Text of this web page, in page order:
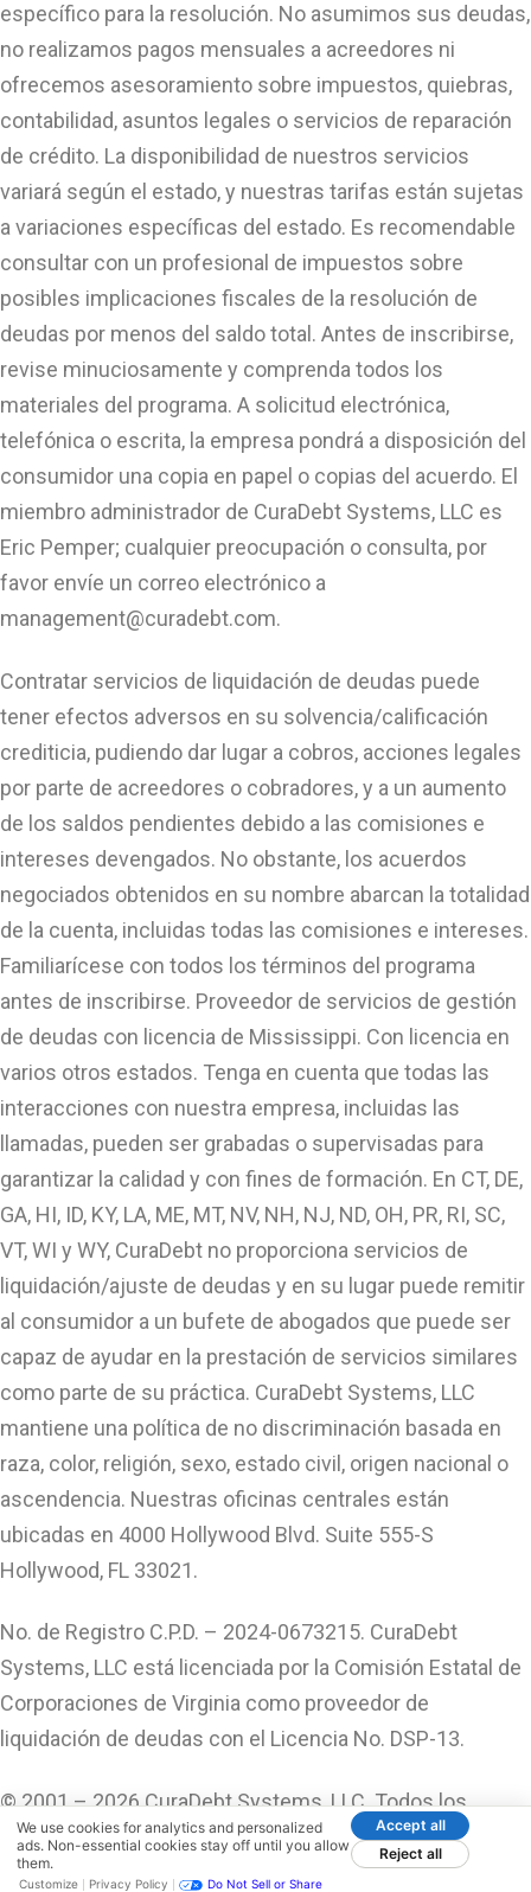
específico para la resolución. No asumimos sus deudas,
no realizamos pagos mensuales a acreedores ni
ofrecemos asesoramiento sobre impuestos, quiebras,
contabilidad, asuntos legales o servicios de reparación
de crédito. La disponibilidad de nuestros servicios
variará según el estado, y nuestras tarifas están sujetas
a variaciones específicas del estado. Es recomendable
consultar con un profesional de impuestos sobre
posibles implicaciones fiscales de la resolución de
deudas por menos del saldo total. Antes de inscribirse,
revise minuciosamente y comprenda todos los
materiales del programa. A solicitud electrónica,
telefónica o escrita, la empresa pondrá a disposición del
consumidor una copia en papel o copias del acuerdo. El
miembro administrador de CuraDebt Systems, LLC es
Eric Pemper; cualquier preocupación o consulta, por
favor envíe un correo electrónico a
management@curadebt.com.
Contratar servicios de liquidación de deudas puede
tener efectos adversos en su solvencia/calificación
crediticia, pudiendo dar lugar a cobros, acciones legales
por parte de acreedores o cobradores, y a un aumento
de los saldos pendientes debido a las comisiones e
intereses devengados. No obstante, los acuerdos
negociados obtenidos en su nombre abarcan la totalidad
de la cuenta, incluidas todas las comisiones e intereses.
Familiarícese con todos los términos del programa
antes de inscribirse. Proveedor de servicios de gestión
de deudas con licencia de Mississippi. Con licencia en
varios otros estados. Tenga en cuenta que todas las
interacciones con nuestra empresa, incluidas las
llamadas, pueden ser grabadas o supervisadas para
garantizar la calidad y con fines de formación. En CT, DE,
GA, HI, ID, KY, LA, ME, MT, NV, NH, NJ, ND, OH, PR, RI, SC,
VT, WI y WY, CuraDebt no proporciona servicios de
liquidación/ajuste de deudas y en su lugar puede remitir
al consumidor a un bufete de abogados que puede ser
capaz de ayudar en la prestación de servicios similares
como parte de su práctica. CuraDebt Systems, LLC
mantiene una política de no discriminación basada en
raza, color, religión, sexo, estado civil, origen nacional o
ascendencia. Nuestras oficinas centrales están
ubicadas en 4000 Hollywood Blvd. Suite 555-S
Hollywood, FL 33021.
No. de Registro C.P.D. – 2024-0673215. CuraDebt
Systems, LLC está licenciada por la Comisión Estatal de
Corporaciones de Virginia como proveedor de
liquidación de deudas con el Licencia No. DSP-13.
© 2001 – 2026 CuraDebt Systems, LLC. Todos los
Derechos Reservados.
We use cookies for analytics and personalized
ads. Non-essential cookies stay off until you allow
them.
Accept all
Reject all
Customize Privacy Policy Do Not Sell or Share